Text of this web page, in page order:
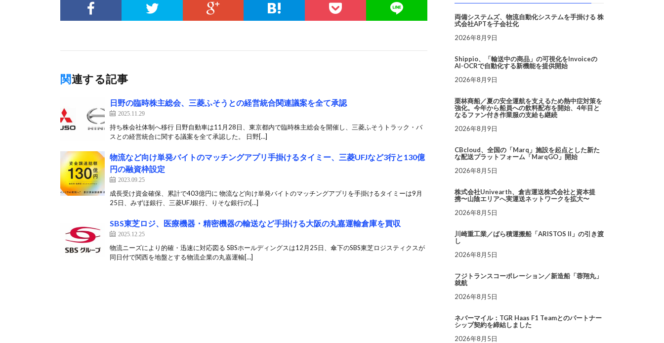
関連する記事
日野の臨時株主総会、三菱ふそうとの経営統合関連議案を全て承認
2025.11.29
持ち株会社体制へ移行 日野自動車は11月28日、東京都内で臨時株主総会を開催し、三菱ふそうトラック・バ
スとの経営統合に関する議案を全て承認した。 日野[…]
物流など向け単発バイトのマッチングアプリ手掛けるタイミー、三菱UFJなど3行と130億
円の融資枠設定
2023.09.25
成長受け資金確保、累計で403億円に 物流など向け単発バイトのマッチングアプリを手掛けるタイミーは9月
25日、みずほ銀行、三菱UFJ銀行、りそな銀行の[…]
SBS東芝ロジ、医療機器・精密機器の輸送など手掛ける大阪の丸嘉運輸倉庫を買収
2025.12.25
物流ニーズにより的確・迅速に対応図る SBSホールディングスは12月25日、傘下のSBS東芝ロジスティクスが
同日付で関西を地盤とする物流企業の丸嘉運輸[…]
両備システムズ、物流自動化システムを手掛ける 株
式会社APTを子会社化
2026年8月9日
Shippio、「輸送中の商品」の可視化をInvoiceの
AI-OCRで自動化する新機能を提供開始
2026年8月9日
栗林商船／夏の安全運航を支えるため熱中症対策を
強化。今年から船員への飲料配布を開始、4年目と
なるファン付き作業服の支給も継続
2026年8月9日
CBcloud、全国の「Marq」施設を起点とした新た
な配送プラットフォーム「MarqGO」開始
2026年8月5日
株式会社Univearth、倉吉運送株式会社と資本提
携〜山陰エリアへ実運送ネットワークを拡大〜
2026年8月5日
川崎重工業／ばら積運搬船「ARISTOS II」の引き渡
し
2026年8月5日
フジトランスコーポレーション／新造船「蓉翔丸」
就航
2026年8月5日
ネバーマイル：TGR Haas F1 Teamとのパートナー
シップ契約を締結しました
2026年8月5日